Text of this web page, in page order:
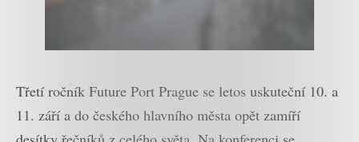
Třetí ročník Future Port Prague se letos uskuteční 10. a
11. září a do českého hlavního města opět zamíří